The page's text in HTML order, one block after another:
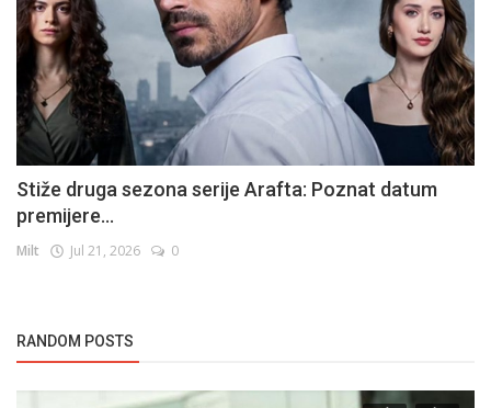
Stiže druga sezona serije Arafta: Poznat datum
premijere...
Milt Jul 21, 2026 0
RANDOM POSTS